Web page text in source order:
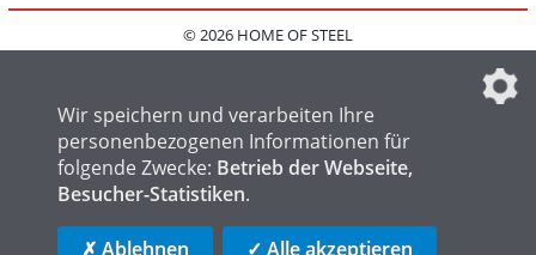
© 2026 HOME OF STEEL
IMPRESSUM
FAQ
DATENSCHUTZEINSTELLUNGEN
HOME OF LOGISTICS
Wir speichern und verarbeiten Ihre
personenbezogenen Informationen für
folgende Zwecke: Betrieb der Webseite,
Besucher-Statistiken.
✗ Ablehnen ✓ Alle akzeptieren